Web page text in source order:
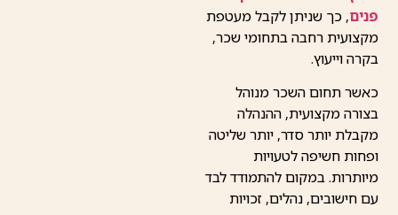
פנים, כך שניתן לקבל מעטפת
מקצועית רחבה בתחומי שכר,
בקרה וייעוץ.
כאשר תחום השכר מנוהל
בצורה מקצועית, ההנהלה
מקבלת יותר סדר, יותר שליטה
ופחות חשיפה לטעויות
מיותרות. במקום להתמודד לבד
עם חישובים, נהלים, זכויות